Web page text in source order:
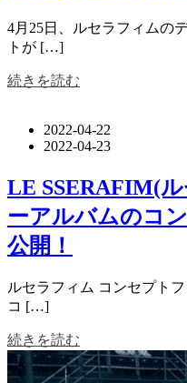
4月25日、ルセラフィムの
トが […]
続きを読む
2022-04-22
2022-04-23
LE SSERAFIM(
ーアルバムのコ
公開！
ルセラフィム コンセプト
コ […]
続きを読む